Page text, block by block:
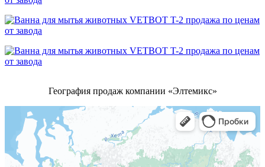
География продаж компании «Элтемикс»